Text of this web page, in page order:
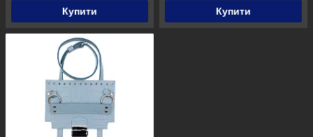
Купити Купити